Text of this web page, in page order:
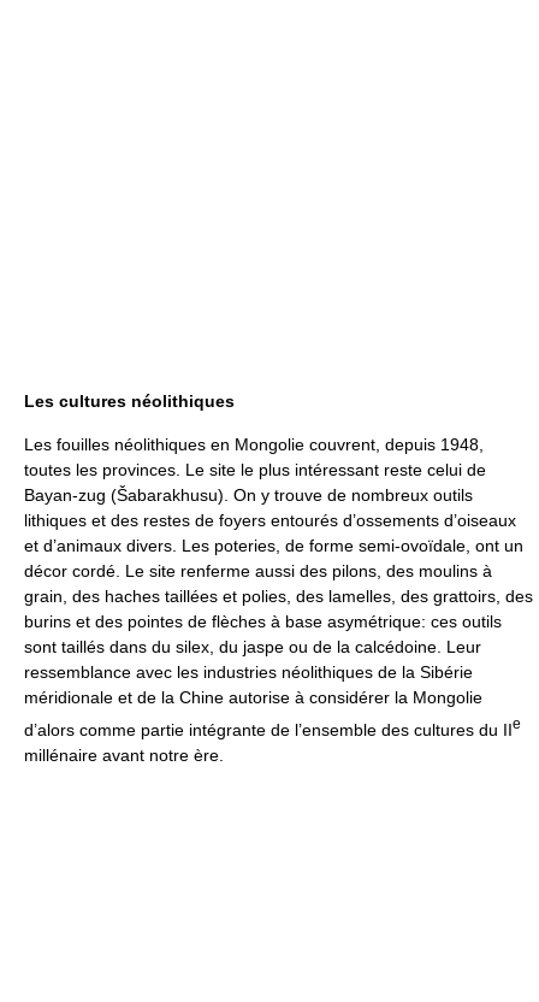
Les cultures néolithiques
Les fouilles néolithiques en Mongolie couvrent, depuis 1948,
toutes les provinces. Le site le plus intéressant reste celui de
Bayan-zug (Šabarakhusu). On y trouve de nombreux outils
lithiques et des restes de foyers entourés d’ossements d’oiseaux
et d’animaux divers. Les poteries, de forme semi-ovoïdale, ont un
décor cordé. Le site renferme aussi des pilons, des moulins à
grain, des haches taillées et polies, des lamelles, des grattoirs, des
burins et des pointes de flèches à base asymétrique: ces outils
sont taillés dans du silex, du jaspe ou de la calcédoine. Leur
ressemblance avec les industries néolithiques de la Sibérie
méridionale et de la Chine autorise à considérer la Mongolie
d’alors comme partie intégrante de l’ensemble des cultures du IIe
millénaire avant notre ère.